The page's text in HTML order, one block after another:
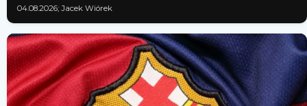
04.08.2026; Jacek Wiórek